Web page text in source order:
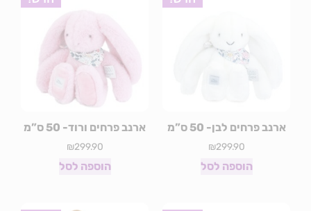
ארנב פרחים לבן- 50 ס”מ
₪299.90
הוספה לסל
ארנב פרחים ורוד- 50 ס”מ
₪299.90
הוספה לסל